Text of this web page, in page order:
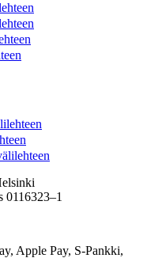
0116323–1
Apple Pay, S-Pankki,